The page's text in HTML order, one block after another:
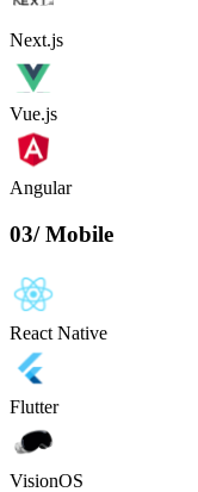
Next.js
Vue.js
Angular
03/ Mobile
React Native
Flutter
VisionOS